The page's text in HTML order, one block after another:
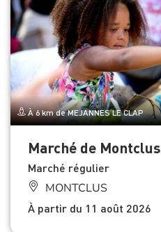
À 6 km de MEJANNES LE CLAP
Marché de Montclus
Marché régulier
MONTCLUS
À partir du 11 août 2026